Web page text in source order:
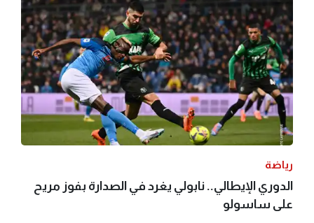
رياضة
الدوري الإيطالي.. نابولي يغرد في الصدارة بفوز مريح
على ساسولو